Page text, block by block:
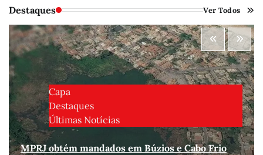
Destaques Ver Todos
Capa
Destaques
Últimas Notícias
MPRJ obtém mandados em Búzios e Cabo Frio